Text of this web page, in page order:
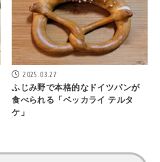
2025.03.27
ふじみ野で本格的なドイツパンが
食べられる「ベッカライ テルタ
ケ」